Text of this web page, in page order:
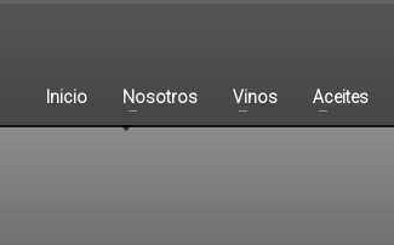
Inicio Nosotros Vinos Aceites